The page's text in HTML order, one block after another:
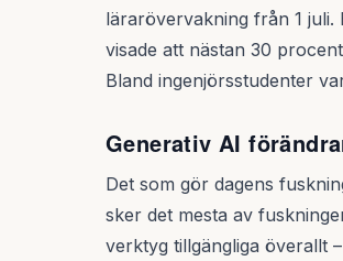
lärarövervakning från 1
visade att nästan 30
Bland ingenjörsstudenter
Generativ AI
Det som gör dagens
sker det mesta av
verktyg tillgängliga överallt